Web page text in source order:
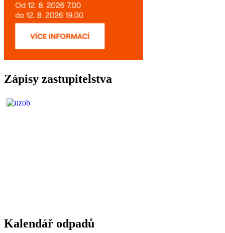
Zápisy zastupitelstva
Kalendář odpadů